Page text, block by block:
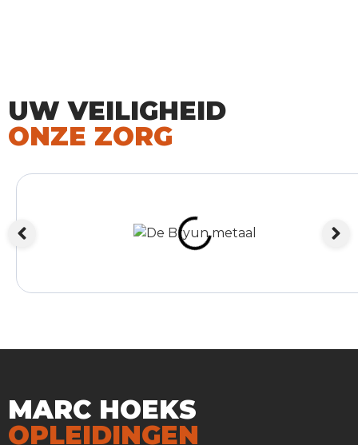
UW VEILIGHEID
ONZE ZORG
MARC HOEKS
OPLEIDINGEN